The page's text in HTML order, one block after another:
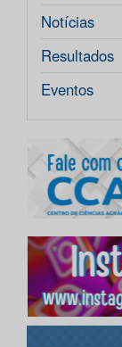
Notícias
Resultados
Eventos